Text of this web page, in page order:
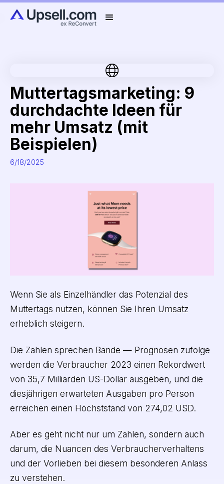
Muttertagsmarketing: 9
durchdachte Ideen für
mehr Umsatz (mit
Beispielen)
6/18/2025
Wenn Sie als Einzelhändler das Potenzial des
Muttertags nutzen, können Sie Ihren Umsatz
erheblich steigern.
Die Zahlen sprechen Bände — Prognosen zufolge
werden die Verbraucher 2023 einen Rekordwert
von 35,7 Milliarden US-Dollar ausgeben, und die
diesjährigen erwarteten Ausgaben pro Person
erreichen einen Höchststand von 274,02 USD.
Aber es geht nicht nur um Zahlen, sondern auch
darum, die Nuancen des Verbraucherverhaltens
und der Vorlieben bei diesem besonderen Anlass
zu verstehen.